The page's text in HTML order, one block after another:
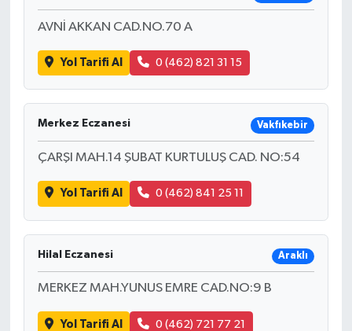
AVNİ AKKAN CAD.NO.70 A
Yol Tarifi Al 0 (462) 821 31 15
Merkez Eczanesi Vakfıkebir
ÇARŞI MAH.14 ŞUBAT KURTULUŞ CAD. NO:54
Yol Tarifi Al 0 (462) 841 25 11
Hilal Eczanesi Araklı
MERKEZ MAH.YUNUS EMRE CAD.NO:9 B
Yol Tarifi Al 0 (462) 721 77 21